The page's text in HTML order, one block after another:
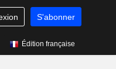
S'abonner
Édition française